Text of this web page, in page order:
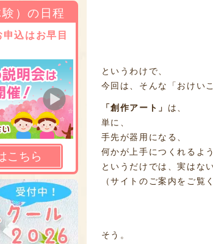
というわけで、
今回は、そんな「おけい
「創作アート」 は、
単に、
手先が器用になる、
何かが上手につくれるよ
というだけでは、実はな
（サイトのご案内をご
そう。
）の日程
込はお早目
こちら